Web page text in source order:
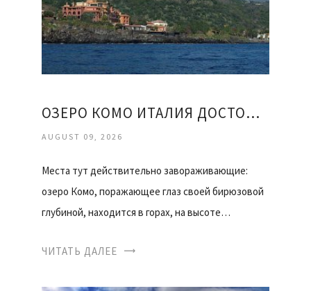
ОЗЕРО КОМО ИТАЛИЯ ДОСТОПРИМЕЧАТЕЛЬНОСТИ ОТЗЫВЫ
AUGUST 09, 2026
Места тут действительно завораживающие:
озеро Комо, поражающее глаз своей бирюзовой
глубиной, находится в горах, на высоте…
ЧИТАТЬ ДАЛЕЕ